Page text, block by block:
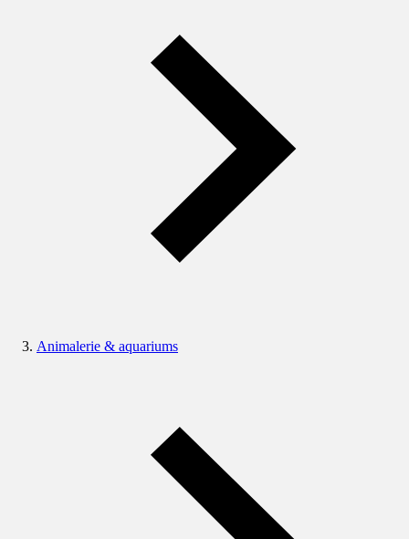
Animalerie & aquariums